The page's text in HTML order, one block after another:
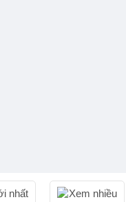
nhất Xem nhiều